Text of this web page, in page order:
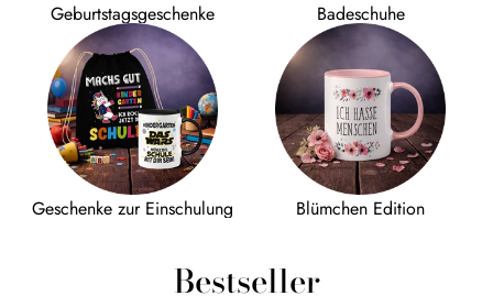
Geburtstagsgeschenke Badeschuhe
Geschenke zur Einschulung Blümchen Edition
Bestseller